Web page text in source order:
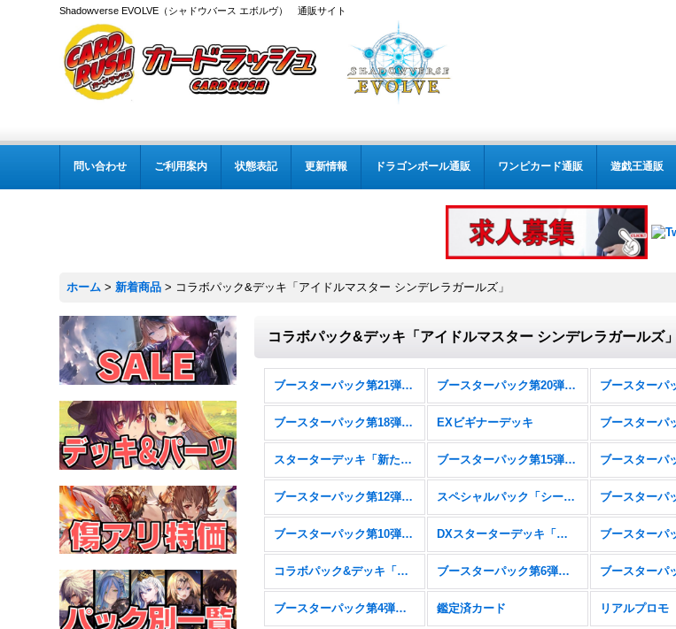
Shadowverse EVOLVE（シャドウバース エボルヴ） 通販サイト
問い合わせ ご利用案内 状態表記 更新情報 ドラゴンボール通販 ワンピカード通販 遊戯王通販
ホーム > 新着商品 > コラボパック&デッキ「アイドルマスター シンデレラガールズ」
コラボパック&デッキ「アイドルマスター シンデレラガールズ」
ブースターパック第21弾「Academy Royale/アカデミー・ロワイヤル」 ブースターパック第20弾「絶傑を継ぐ者」
ブースターパック第18弾「新約都市・透京」 EXビギナーデッキ
スターターデッキ「新たなる戦場」「燃え尽きぬ炎」 ブースターパック第15弾「絶傑の試練」
ブースターパック第12弾「黒鉄の侵略者」 スペシャルパック「シーサイド・メモリーズ」
ブースターパック第10弾「Gods of the Arcana」 DXスターターデッキ「学院に咲く双華」「武なる雷鳴」
コラボパック&デッキ「アイドルマスター シンデレラガールズ」 ブースターパック第6弾「絶対なる覇者」
ブースターパック第4弾「天星神話」 鑑定済カード リアルプロモ